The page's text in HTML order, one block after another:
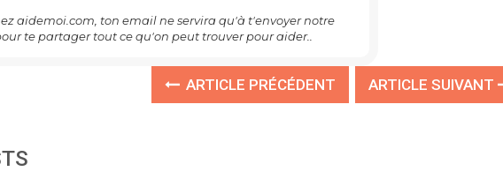
aidemoi.com, ton email ne servira qu'à t'envoyer notre
te partager tout ce qu'on peut trouver pour aider..
ARTICLE PRÉCÉDENT ARTICLE SUIVANT